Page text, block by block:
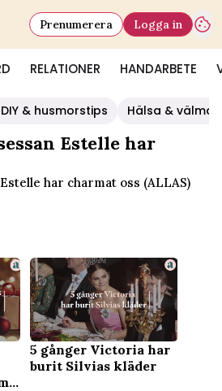
RELATIONER HANDARBETE
Prenumerera Logga in
DIY & husmorstips Hälsa &
Estelle har
har charmat oss (ALLAS)
5 gånger Victoria har
burit Silvias kläder